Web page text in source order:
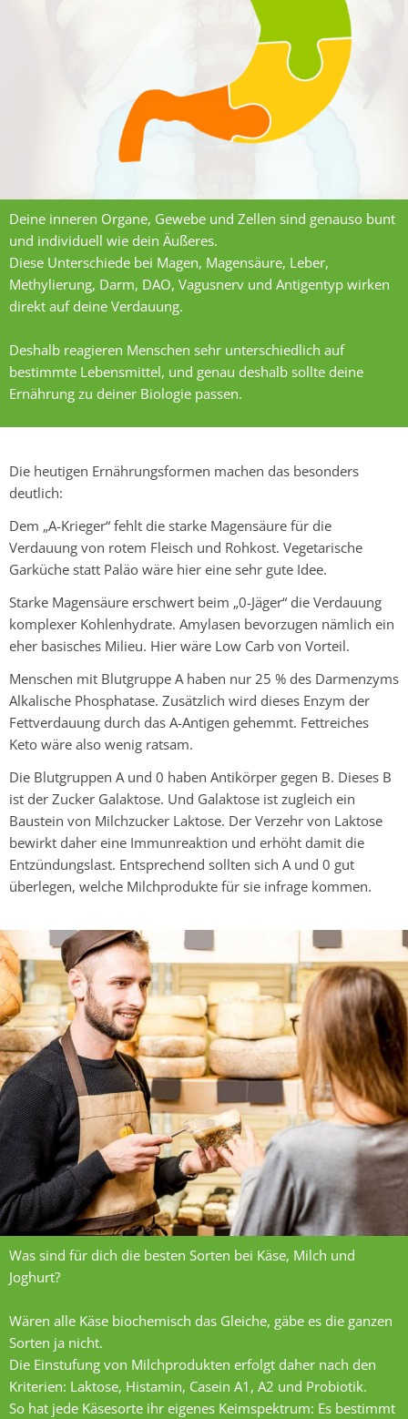
Deine inneren Organe, Gewebe und Zellen sind genauso bunt
und individuell wie dein Äußeres.
Diese Unterschiede bei Magen, Magensäure, Leber,
Methylierung, Darm, DAO, Vagusnerv und Antigentyp wirken
direkt auf deine Verdauung.
Deshalb reagieren Menschen sehr unterschiedlich auf
bestimmte Lebensmittel, und genau deshalb sollte deine
Ernährung zu deiner Biologie passen.
Die heutigen Ernährungsformen machen das besonders
deutlich:
Dem „A-Krieger“ fehlt die starke Magensäure für die
Verdauung von rotem Fleisch und Rohkost. Vegetarische
Garküche statt Paläo wäre hier eine sehr gute Idee.
Starke Magensäure erschwert beim „0-Jäger“ die Verdauung
komplexer Kohlenhydrate. Amylasen bevorzugen nämlich ein
eher basisches Milieu. Hier wäre Low Carb von Vorteil.
Menschen mit Blutgruppe A haben nur 25 % des Darmenzyms
Alkalische Phosphatase. Zusätzlich wird dieses Enzym der
Fettverdauung durch das A-Antigen gehemmt. Fettreiches
Keto wäre also wenig ratsam.
Die Blutgruppen A und 0 haben Antikörper gegen B. Dieses B
ist der Zucker Galaktose. Und Galaktose ist zugleich ein
Baustein von Milchzucker Laktose. Der Verzehr von Laktose
bewirkt daher eine Immunreaktion und erhöht damit die
Entzündungslast. Entsprechend sollten sich A und 0 gut
überlegen, welche Milchprodukte für sie infrage kommen.
Was sind für dich die besten Sorten bei Käse, Milch und
Joghurt?
Wären alle Käse biochemisch das Gleiche, gäbe es die ganzen
Sorten ja nicht.
Die Einstufung von Milchprodukten erfolgt daher nach den
Kriterien: Laktose, Histamin, Casein A1, A2 und Probiotik.
So hat jede Käsesorte ihr eigenes Keimspektrum: Es bestimmt